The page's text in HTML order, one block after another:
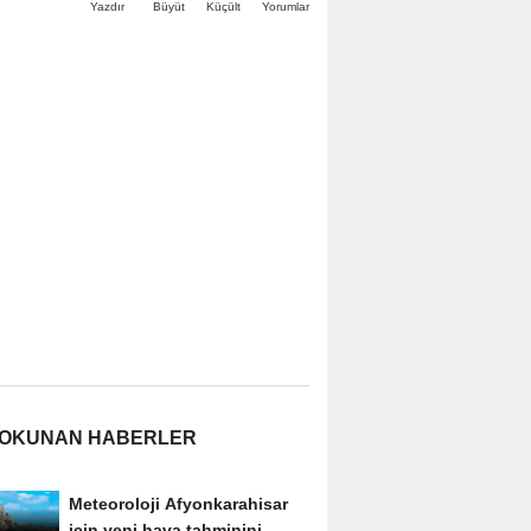
Yazdır Büyüt Küçült Yorumlar
HABERLER
Meteoroloji Afyonkarahisar